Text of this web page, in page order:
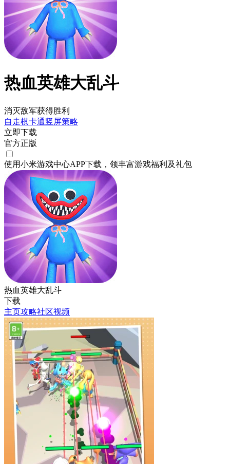
热血英雄大乱斗
消灭敌军获得胜利
自走棋卡通竖屏策略
立即下载
官方正版
使用小米游戏中心APP下载 ，领丰富游戏福利 及礼包
热血英雄大乱斗
下载
主页攻略社区视频